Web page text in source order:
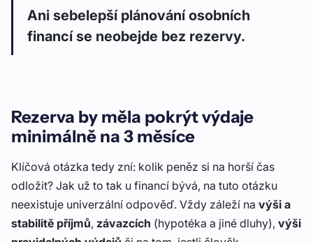
Ani sebelepší plánování osobních
financí se neobejde bez rezervy.
Rezerva by měla pokrýt výdaje
minimálně na 3 měsíce
Klíčová otázka tedy zní: kolik peněz si na horší čas
odložit? Jak už to tak u financí bývá, na tuto otázku
neexistuje univerzální odpověď. Vždy záleží na výši a
stabilitě příjmů, závazcích (hypotéka a jiné dluhy), výši